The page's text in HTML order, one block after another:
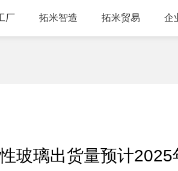
厂 拓米智造 拓米贸易 企
玻璃出货量预计